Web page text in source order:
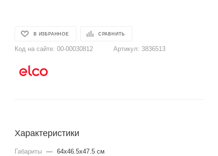
В ИЗБРАННОЕ СРАВНИТЬ
Код на сайте: 00-00030812 Артикул: 3836513
Характеристики
Габариты — 64x46.5x47.5 см